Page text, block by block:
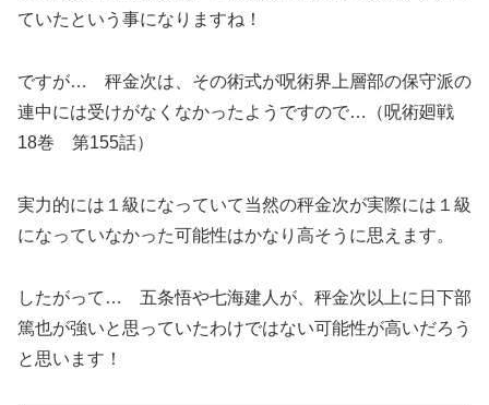
ていたという事になりますね！
ですが… 秤金次は、その術式が呪術界上層部の保守派の
連中には受けがなくなかったようですので…（呪術廻戦
18巻 第155話）
実力的には１級になっていて当然の秤金次が実際には１級
になっていなかった可能性はかなり高そうに思えます。
したがって… 五条悟や七海建人が、秤金次以上に日下部
篤也が強いと思っていたわけではない可能性が高いだろう
と思います！